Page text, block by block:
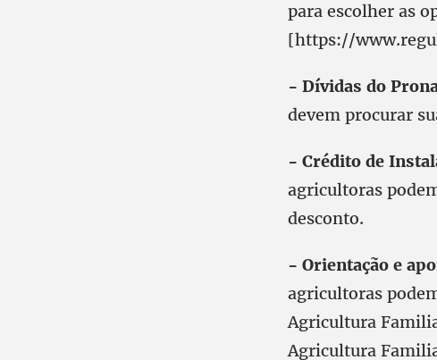
para escolher as
[https://
- Dívidas do
devem procurar
- Crédito de
agricultoras
desconto.
- Orientação e
agricultoras
Agricultura
Agricultura